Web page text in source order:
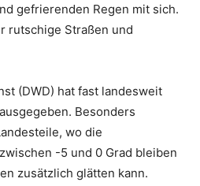
gefrierenden Regen mit sich.
rutschige Straßen und
(DWD) hat fast landesweit
Besonders
wo die
-5 und 0 Grad bleiben
zusätzlich glätten kann.